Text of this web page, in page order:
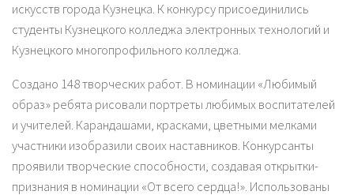
искусств города Кузнецка. К конкурсу присоединились
студенты Кузнецкого колледжа электронных технологий и
Кузнецкого многопрофильного колледжа.
Создано 148 творческих работ. В номинации «Любимый
образ» ребята рисовали портреты любимых воспитателей
и учителей. Карандашами, красками, цветными мелками
участники изобразили своих наставников. Конкурсанты
проявили творческие способности, создавая открытки-
признания в номинации «От всего сердца!». Использованы